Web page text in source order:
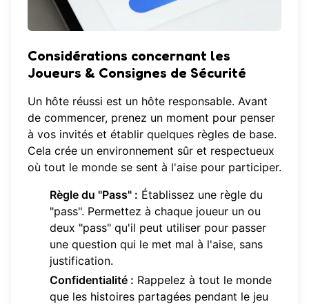
Considérations concernant les
Joueurs & Consignes de Sécurité
Un hôte réussi est un hôte responsable. Avant
de commencer, prenez un moment pour penser
à vos invités et établir quelques règles de base.
Cela crée un environnement sûr et respectueux
où tout le monde se sent à l'aise pour participer.
Règle du "Pass" : Établissez une règle du
"pass". Permettez à chaque joueur un ou
deux "pass" qu'il peut utiliser pour passer
une question qui le met mal à l'aise, sans
justification.
Confidentialité : Rappelez à tout le monde
que les histoires partagées pendant le jeu